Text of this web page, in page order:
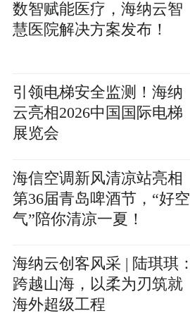
数智赋能医疗，海纳云智
慧医院解决方案发布！
引领电梯安全监测！海纳
云亮相2026中国国际电梯
展览会
海信空调新风清凉站亮相
第36届青岛啤酒节，“好空
气”陪你清凉一夏！
海纳云创客风采 | 陆琪琪：
跨越山海，以柔为刃筑就
海外超级工程